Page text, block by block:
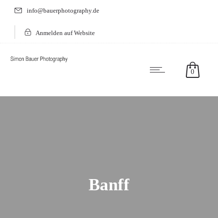
info@bauerphotography.de
Anmelden auf Website
0
Banff